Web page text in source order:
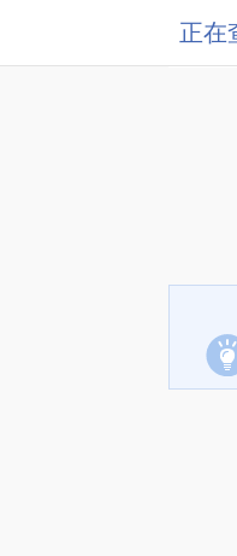
正在